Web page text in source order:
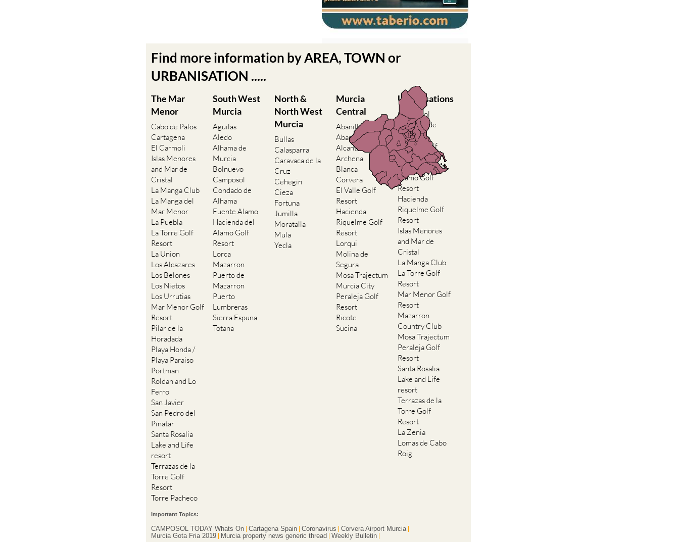
Find more information by AREA, TOWN or
URBANISATION .....
The Mar
Menor
Cabo de Palos
Cartagena
El Carmoli
Islas Menores
and Mar de
Cristal
La Manga Club
La Manga del
Mar Menor
La Puebla
La Torre Golf
Resort
La Union
Los Alcazares
Los Belones
Los Nietos
Los Urrutias
Mar Menor Golf
Resort
Pilar de la
Horadada
Playa Honda /
Playa Paraiso
Portman
Roldan and Lo
Ferro
San Javier
San Pedro del
Pinatar
Santa Rosalia
Lake and Life
resort
Terrazas de la
Torre Golf
Resort
Torre Pacheco
South West
Murcia
Aguilas
Aledo
Alhama de
Murcia
Bolnuevo
Camposol
Condado de
Alhama
Fuente Alamo
Hacienda del
Alamo Golf
Resort
Lorca
Mazarron
Puerto de
Mazarron
Puerto
Lumbreras
Sierra Espuna
Totana
North &
North West
Murcia
Bullas
Calasparra
Caravaca de la
Cruz
Cehegin
Cieza
Fortuna
Jumilla
Moratalla
Mula
Yecla
Murcia
Central
Abanilla
Abaran
Alcantarilla
Archena
Blanca
Corvera
El Valle Golf
Resort
Hacienda
Riquelme Golf
Resort
Lorqui
Molina de
Segura
Mosa Trajectum
Murcia City
Peraleja Golf
Resort
Ricote
Sucina
Urbanisations
Camposol
Condado de
Alhama
El Valle Golf
Resort
Hacienda del
Alamo Golf
Resort
Hacienda
Riquelme Golf
Resort
Islas Menores
and Mar de
Cristal
La Manga Club
La Torre Golf
Resort
Mar Menor Golf
Resort
Mazarron
Country Club
Mosa Trajectum
Peraleja Golf
Resort
Santa Rosalia
Lake and Life
resort
Terrazas de la
Torre Golf
Resort
La Zenia
Lomas de Cabo
Roig
Important Topics:
CAMPOSOL TODAY Whats On Cartagena Spain Coronavirus
Corvera Airport Murcia
Murcia Gota Fria 2019
Murcia property news generic thread Weekly Bulletin